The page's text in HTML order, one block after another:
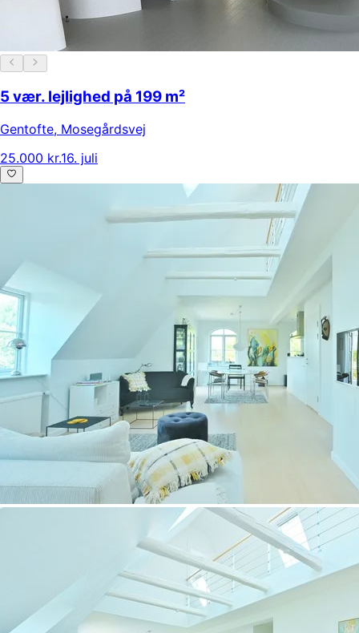
5 vær. lejlighed på 199 m²
Gentofte, Mosegårdsvej
25.000 kr.16. juli